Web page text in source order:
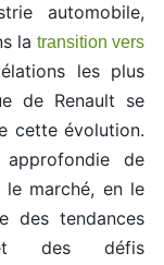
automobile,
la transition vers
les plus
de Renault se
cette évolution.
de
le marché, en le
des tendances
et des défis